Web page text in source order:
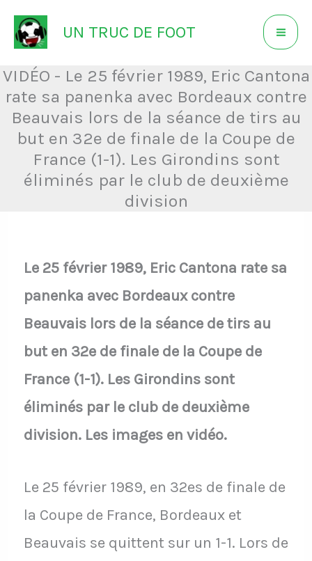
Aller
au
contenu
UN TRUC DE FOOT
VIDÉO - Le 25 février 1989, Eric Cantona
rate sa panenka avec Bordeaux contre
Beauvais lors de la séance de tirs au
but en 32e de finale de la Coupe de
France (1-1). Les Girondins sont
éliminés par le club de deuxième
division
Le 25 février 1989, Eric Cantona rate sa
panenka avec Bordeaux contre
Beauvais lors de la séance de tirs au
but en 32e de finale de la Coupe de
France (1-1). Les Girondins sont
éliminés par le club de deuxième
division. Les images en vidéo.
Le 25 février 1989, en 32es de finale de
la Coupe de France, Bordeaux et
Beauvais se quittent sur un 1-1. Lors de